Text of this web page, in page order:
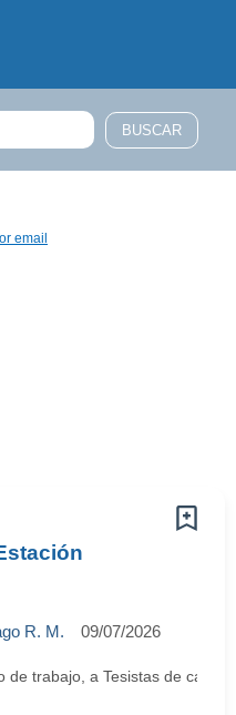
email
R. M. 09/07/2026
de trabajo, a Tesistas de